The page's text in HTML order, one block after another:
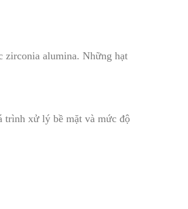
zirconia alumina. Những hạt
trình xử lý bề mặt và mức độ